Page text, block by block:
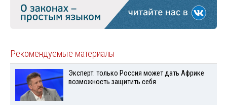
Рекомендуемые материалы
Эксперт: только Россия может дать Африке
возможность защитить себя